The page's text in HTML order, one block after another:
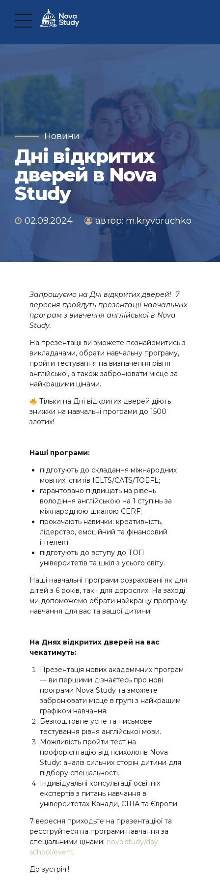
Новини
Дні відкритих
дверей в Nova
Study
02.09.2024 автор: m.kryvoruchko
Запрошуємо на Дні відкритих дверей! 7
вересня пройдуть презентації навчальних
програм з вивчення англійської в Nova
Study.
На презентації ви зможете познайомитись з
викладачами, обрати навчальну програму,
пройти тестування на визначення рівня
англійської, а також забронювати місце за
найкращими цінами.
Тільки на Дні відкритих дверей діють
знижки на навчальні програми до 1500
злотих!
Наші програми:
підготують до складання міжнародних
мовних іспитів IELTS/CATS/TOEFL;
гарантовано підвищать на рівень
володіння англійською на 1 ступінь за
міжнародною шкалою CERF;
прокачають навички: креативність,
лідерство, емоційний та фінансовий
інтелект;
підготують до вступу до ТОП
університетів та шкіл з усього світу.
Наші навчальні програми розраховані як для
дітей з 6 років, так і для дорослих. На заході
ми допоможемо обрати найкращу програму
навчання для вас та вашої дитини!
На Днях відкритих дверей на вас
чекатимуть:
Презентація нових академічних програм
— ви першими дізнаєтесь про нові
програми Nova Study та зможете
забронювати місце в групі з найкращим
графіком навчання.
Безкоштовне усне та письмове
тестування рівня англійської мови.
Можливість пройти тест на
профорієнтацію від психологів Nova
Study: аналіз сильних сторін дитини для
підбору спеціальності.
Індивідуальні консультації освітніх
експертів з питань навчання в
університетах Канади, США та Європи.
7 вересня приходьте на презентаціюї та
реєструйтеся на програми навчання за
спеціальними цінами: nova.study/day-
school/event
До зустрічі!